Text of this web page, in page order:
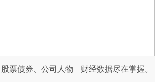
票债券、公司人物，财经数据尽在掌握。